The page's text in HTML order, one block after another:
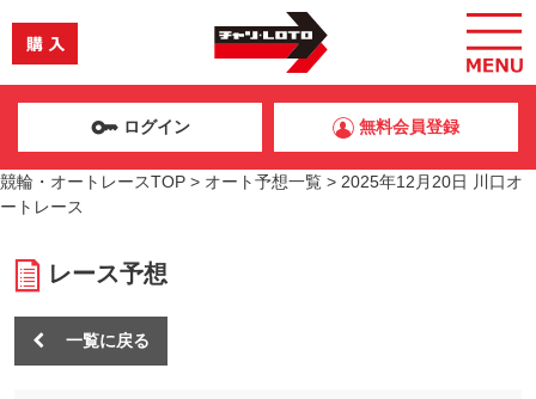
ログイン 無料会員登録
競輪・オートレースTOP > オート予想一覧 > 2025年12月20日 川口オ
ートレース
レース予想
一覧に戻る